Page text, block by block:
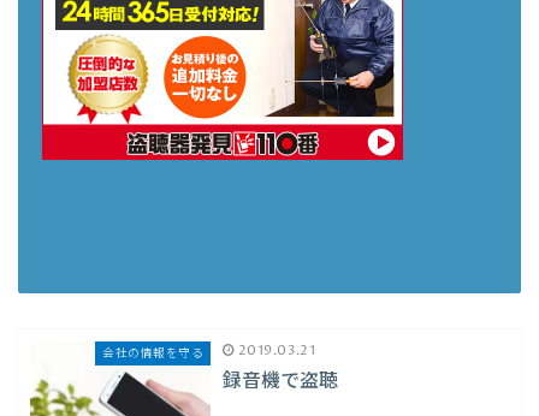
会社の情報を守る 2019.03.21
録音機で盗聴